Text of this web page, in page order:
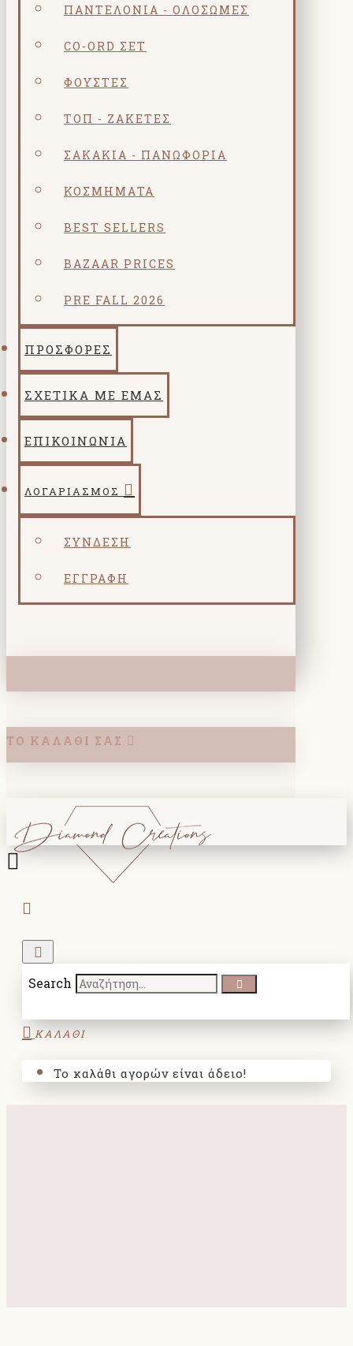
ΠΑΝΤΕΛΌΝΙΑ - ΟΛΌΣΩΜΕΣ
CO-ORD ΣΕΤ
ΦΟΎΣΤΕΣ
ΤΟΠ - ΖΑΚΈΤΕΣ
ΣΑΚΆΚΙΑ - ΠΑΝΩΦΌΡΙΑ
ΚΟΣΜΗΜΑΤΑ
BEST SELLERS
BAZAAR PRICES
PRE FALL 2026
ΠΡΟΣΦΟΡΕΣ
ΣΧΕΤΙΚΑ ΜΕ ΕΜΑΣ
ΕΠΙΚΟΙΝΩΝΙΑ
ΛΟΓΑΡΙΑΣΜΌΣ
ΣΎΝΔΕΣΗ
ΕΓΓΡΑΦΉ
ΤΟ ΚΑΛΆΘΙ ΣΑΣ
Search
ΚΑΛΑΘΙ
Το καλάθι αγορών είναι άδειο!